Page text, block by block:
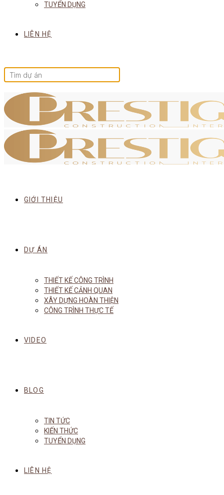
TUYỂN DỤNG
LIÊN HỆ
GIỚI THIỆU
DỰ ÁN
THIẾT KẾ CÔNG TRÌNH
THIẾT KẾ CẢNH QUAN
XÂY DỰNG HOÀN THIỆN
CÔNG TRÌNH THỰC TẾ
VIDEO
BLOG
TIN TỨC
KIẾN THỨC
TUYỂN DỤNG
LIÊN HỆ